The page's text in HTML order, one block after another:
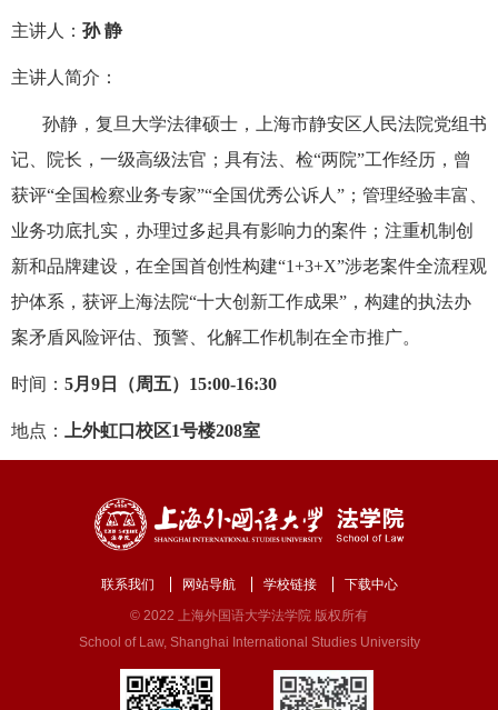
主讲人： 孙静
主讲人简介：
孙静，复旦大学法律硕士，上海市静安区人民法院党组书
记、院长，一级高级法官；具有法、检“两院”工作经历，曾
获评“全国检察业务专家”“全国优秀公诉人”；管理经验丰富、
业务功底扎实，办理过多起具有影响力的案件；注重机制创
新和品牌建设，在全国首创性构建“1+3+X”涉老案件全流程观
护体系，获评上海法院“十大创新工作成果”，构建的执法办
案矛盾风险评估、预警、化解工作机制在全市推广。
时间： 5月9日（周五）15:00-16:30
地点： 上外虹口校区1号楼208室
联系我们 网站导航 学校链接
下载中心
© 2022 上海外国语大学法学院 版权所有
School of Law, Shanghai International Studies University